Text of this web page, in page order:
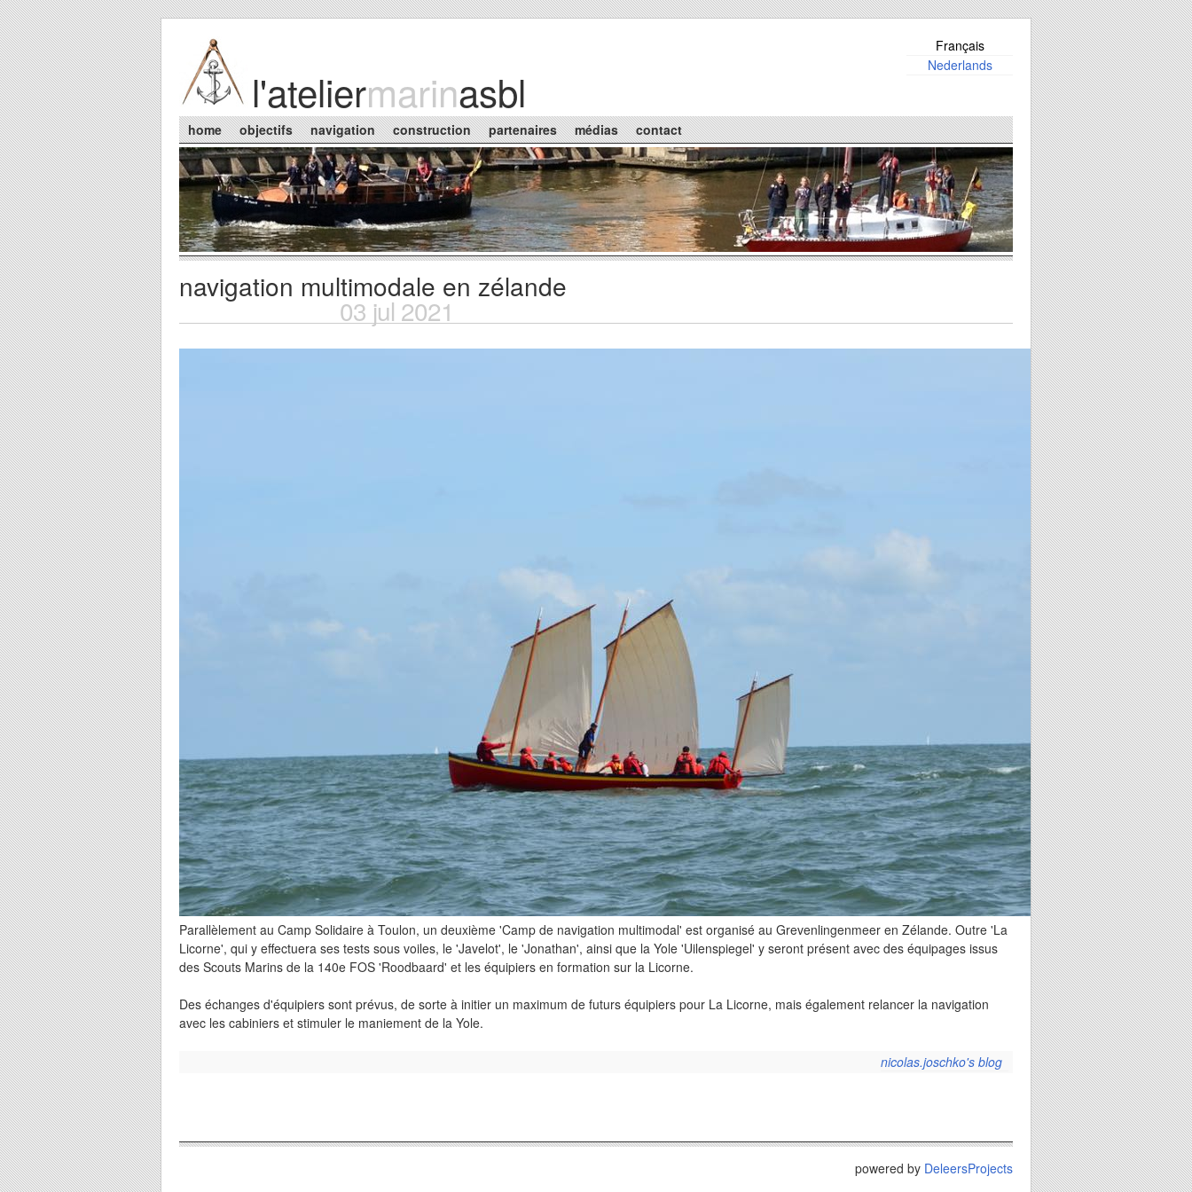
Skip to main content
l'ateliermarinasbl
Français
Nederlands
Main menu
home objectifs navigation construction partenaires médias contact
You are here
navigation multimodale en zélande
03 jul 2021
Parallèlement au Camp Solidaire à Toulon, un deuxième 'Camp de navigation multimodal' est organisé au Grevenlingenmeer en Zélande. Outre 'La
Licorne', qui y effectuera ses tests sous voiles, le 'Javelot', le 'Jonathan', ainsi que la Yole 'Uilenspiegel' y seront présent avec des équipages issus
des Scouts Marins de la 140e FOS 'Roodbaard' et les équipiers en formation sur la Licorne.
Des échanges d'équipiers sont prévus, de sorte à initier un maximum de futurs équipiers pour La Licorne, mais également relancer la navigation
avec les cabiniers et stimuler le maniement de la Yole.
nicolas.joschko's blog
powered by DeleersProjects